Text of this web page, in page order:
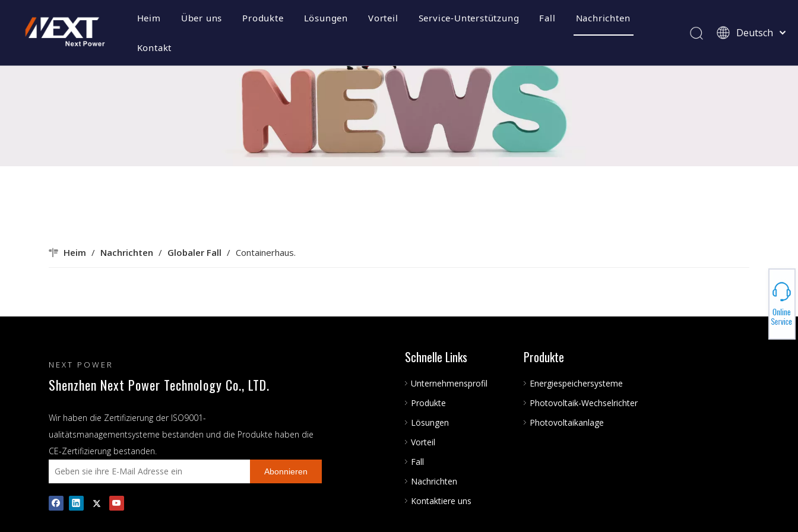
Heim Über uns
Unternehmenskultur
Zertifikat Ehre
Unternehmensstil
Produkte
Photovoltaik-Wechselrichter
Photovoltaikanlage
Lösungen Vorteil Service-Unterstützung
Herunterladen
Videos
Fall Nachrichten
Kontakt
Deutsch
Kiswahili
Heim / Nachrichten / Globaler Fall / Containerhaus.
NEXT POWER
Shenzhen Next Power Technology Co., LTD.
Wir haben die Zertifizierung der ISO9001-
ualitätsmanagementsysteme bestanden und die Produkte haben die
CE-Zertifizierung bestanden.
Abonnieren
Schnelle Links
Unternehmensprofil
Produkte
Lösungen
Vorteil
Fall
Nachrichten
Kontaktiere uns
Produkte
Energiespeichersysteme
Photovoltaik-Wechselrichter
Photovoltaikanlage